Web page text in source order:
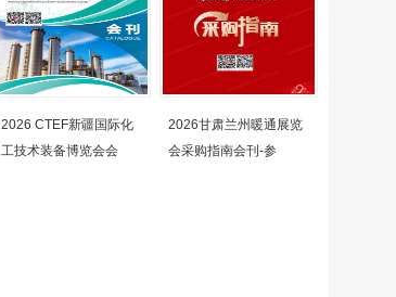
2026 CTEF新疆国际化
工技术装备博览会会
2026甘肃兰州暖通展览
会采购指南会刊-参